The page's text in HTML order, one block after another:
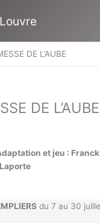
DE L’AUBE
DE L’AUBE
et jeu :
du 7 au 30